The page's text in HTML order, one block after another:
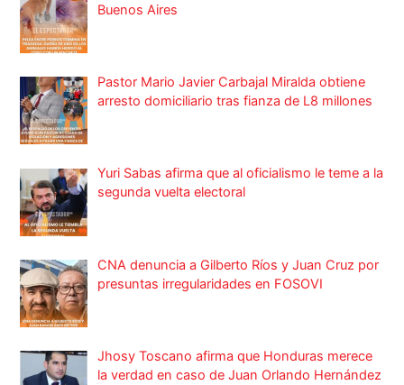
Buenos Aires
Pastor Mario Javier Carbajal Miralda obtiene
arresto domiciliario tras fianza de L8 millones
Yuri Sabas afirma que al oficialismo le teme a la
segunda vuelta electoral
CNA denuncia a Gilberto Ríos y Juan Cruz por
presuntas irregularidades en FOSOVI
Jhosy Toscano afirma que Honduras merece
la verdad en caso de Juan Orlando Hernández